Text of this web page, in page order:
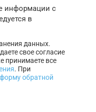
информации с
в
данных.
свое согласие
принимаете все
. При
форму обратной